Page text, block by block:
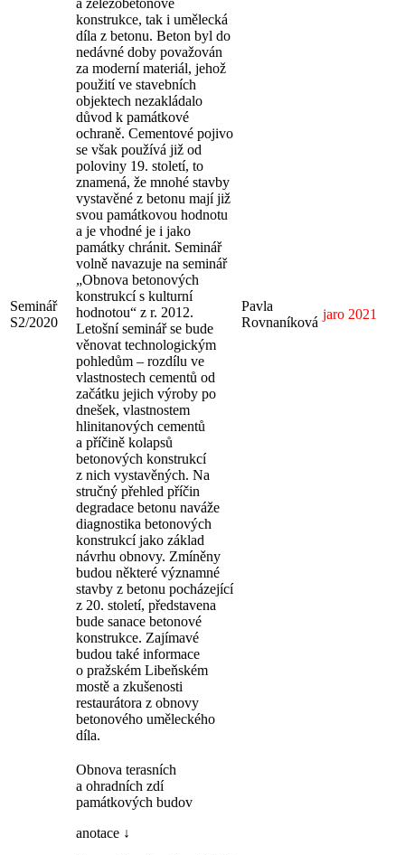
Seminář
S2/2020
a železobetonové
konstrukce, tak i umělecká
díla z betonu. Beton byl do
nedávné doby považován
za moderní materiál, jehož
použití ve stavebních
objektech nezakládalo
důvod k památkové
ochraně. Cementové pojivo
se však používá již od
poloviny 19. století, to
znamená, že mnohé stavby
vystavěné z betonu mají již
svou památkovou hodnotu
a je vhodné je i jako
památky chránit. Seminář
volně navazuje na seminář
„Obnova betonových
konstrukcí s kulturní
hodnotou“ z r. 2012.
Letošní seminář se bude
věnovat technologickým
pohledům – rozdílu ve
vlastnostech cementů od
začátku jejich výroby po
dnešek, vlastnostem
hlinitanových cementů
a příčině kolapsů
betonových konstrukcí
z nich vystavěných. Na
stručný přehled příčin
degradace betonu naváže
diagnostika betonových
konstrukcí jako základ
návrhu obnovy. Zmíněny
budou některé významné
stavby z betonu pocházející
z 20. století, představena
bude sanace betonové
konstrukce. Zajímavé
budou také informace
o pražském Libeňském
mostě a zkušenosti
restaurátora z obnovy
betonového uměleckého
díla.
Pavla
Rovnaníková
jaro 2021
Obnova terasních
a ohradních zdí
památkových budov
anotace ↓